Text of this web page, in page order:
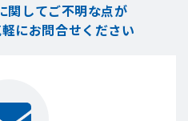
関してご不明な点が
にお問合せください